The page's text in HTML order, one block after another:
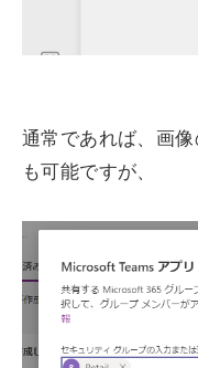
通常であれば、画
も可能ですが、